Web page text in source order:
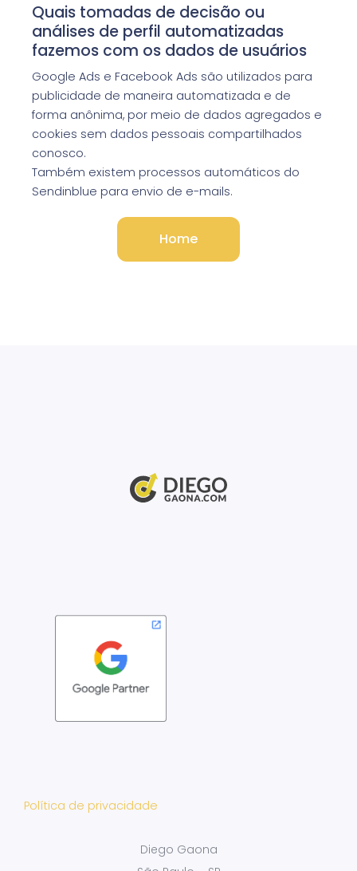
Quais tomadas de decisão ou
análises de perfil automatizadas
fazemos com os dados de usuários
Google Ads e Facebook Ads são utilizados para
publicidade de maneira automatizada e de
forma anônima, por meio de dados agregados e
cookies sem dados pessoais compartilhados
conosco.
Também existem processos automáticos do
Sendinblue para envio de e-mails.
Home
Política de privacidade
Diego Gaona